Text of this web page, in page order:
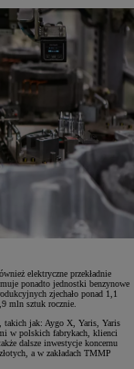
elektryczne przekładnie
ponadto jednostki benzynowe
zjechało ponad 1,1
mln sztuk rocznie.
takich jak: Aygo X, Yaris, Yaris
w polskich fabrykach, klienci
dalsze inwestycje koncernu
a w zakładach TMMP